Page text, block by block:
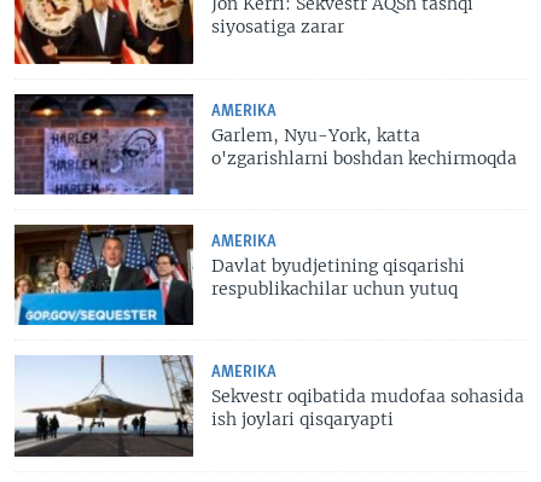
siyosatiga zarar
AMERIKA
Garlem, Nyu-York, katta
o'zgarishlarni boshdan kechirmoqda
AMERIKA
Davlat byudjetining qisqarishi
respublikachilar uchun yutuq
AMERIKA
Sekvestr oqibatida mudofaa sohasida
ish joylari qisqaryapti